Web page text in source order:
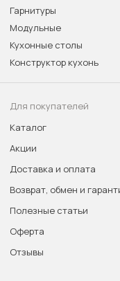
Гарнитуры
Модульные
Кухонные столы
Конструктор кухонь
Для покупателей
Каталог
Акции
Доставка и оплата
Возврат, обмен и
Полезные статьи
Оферта
Отзывы